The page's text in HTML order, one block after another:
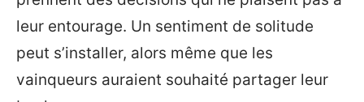
leur entourage. Un sentiment de solitude
peut s’installer, alors même que les
vainqueurs auraient souhaité partager leur